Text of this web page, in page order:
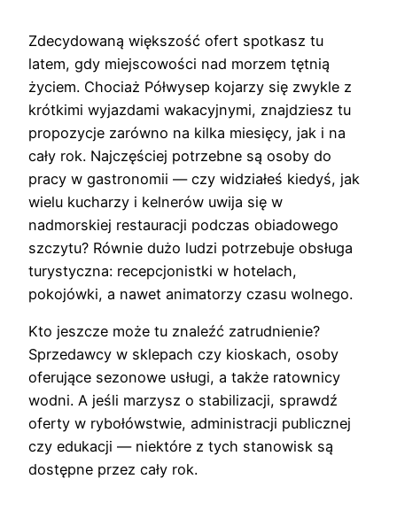
Zdecydowaną większość ofert spotkasz tu
latem, gdy miejscowości nad morzem tętnią
życiem. Chociaż Półwysep kojarzy się zwykle z
krótkimi wyjazdami wakacyjnymi, znajdziesz tu
propozycje zarówno na kilka miesięcy, jak i na
cały rok. Najczęściej potrzebne są osoby do
pracy w gastronomii — czy widziałeś kiedyś, jak
wielu kucharzy i kelnerów uwija się w
nadmorskiej restauracji podczas obiadowego
szczytu? Równie dużo ludzi potrzebuje obsługa
turystyczna: recepcjonistki w hotelach,
pokojówki, a nawet animatorzy czasu wolnego.
Kto jeszcze może tu znaleźć zatrudnienie?
Sprzedawcy w sklepach czy kioskach, osoby
oferujące sezonowe usługi, a także ratownicy
wodni. A jeśli marzysz o stabilizacji, sprawdź
oferty w rybołówstwie, administracji publicznej
czy edukacji — niektóre z tych stanowisk są
dostępne przez cały rok.